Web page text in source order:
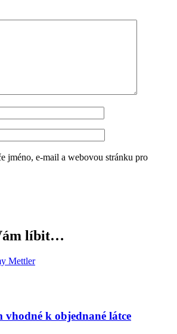
jméno, e-mail a webovou stránku pro
líbit…
vhodné k objednané látce